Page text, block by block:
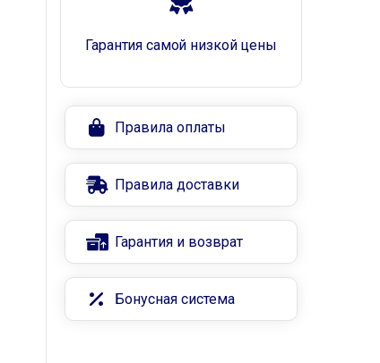
Гарантия самой низкой цены
Правила оплаты
Правила доставки
Гарантия и возврат
Бонусная система